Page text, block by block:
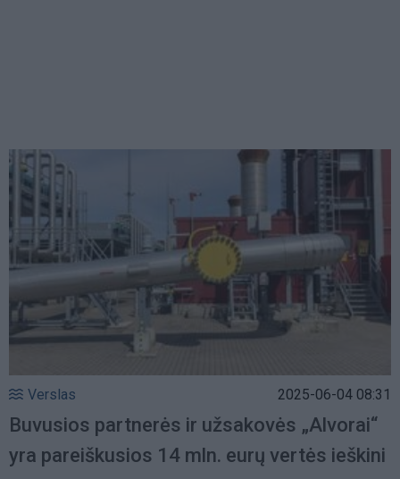
Verslas 2025-06-04 08:31
Buvusios partnerės ir užsakovės „Alvorai“
yra pareiškusios 14 mln. eurų vertės ieškini